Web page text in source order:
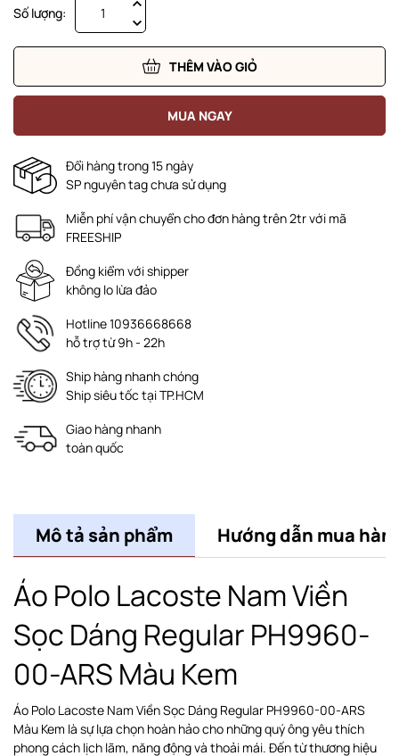
Số lượng:
THÊM VÀO GIỎ
MUA NGAY
Đổi hàng trong 15 ngày
SP nguyên tag chưa sử dụng
Miễn phí vận chuyển cho đơn hàng trên 2tr với mã
FREESHIP
Đồng kiểm với shipper
không lo lừa đảo
Hotline 10936668668
hỗ trợ từ 9h - 22h
Ship hàng nhanh chóng
Ship siêu tốc tại TP.HCM
Giao hàng nhanh
toàn quốc
Mô tả sản phẩm Hướng dẫn mua
Áo Polo Lacoste Nam Viền
Sọc Dáng Regular PH9960-
00-ARS Màu Kem
Áo Polo Lacoste Nam Viền Sọc Dáng Regular PH9960-00-ARS
Màu Kem là sự lựa chọn hoàn hảo cho những quý ông yêu thích
phong cách lịch lãm, năng động và thoải mái. Đến từ thương hiệu